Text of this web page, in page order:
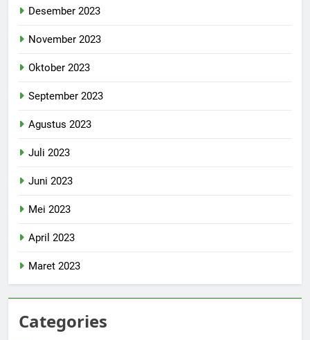
Desember 2023
November 2023
Oktober 2023
September 2023
Agustus 2023
Juli 2023
Juni 2023
Mei 2023
April 2023
Maret 2023
Categories